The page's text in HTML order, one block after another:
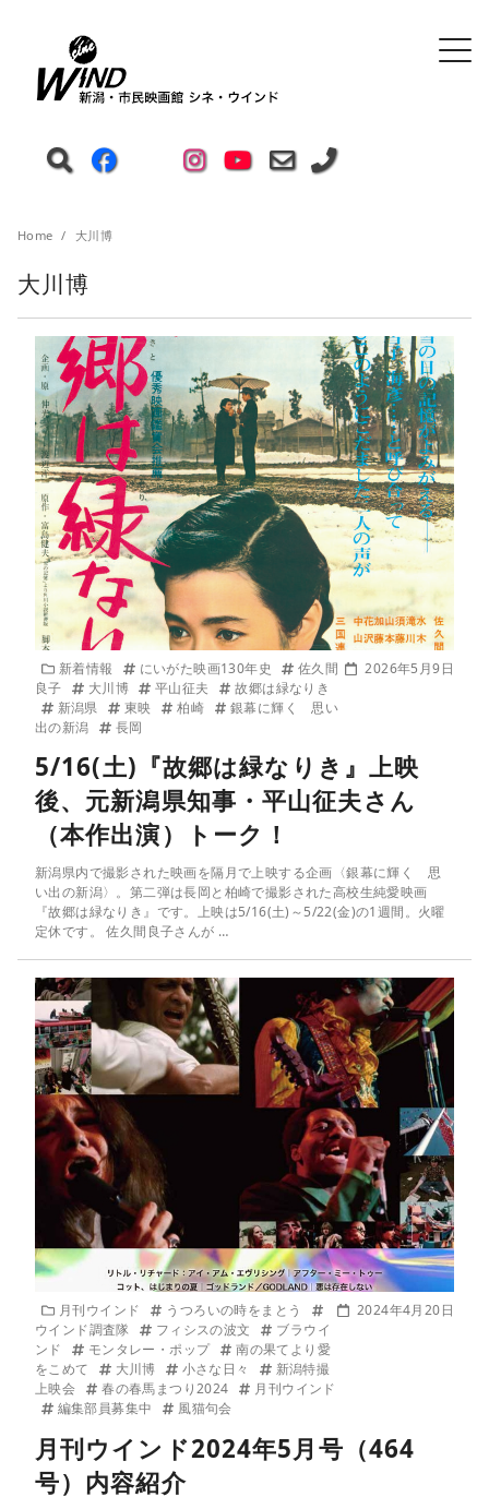
Home 大川博
大川博
新着情報 にいがた映画130年史
佐久間
良子
大川博 平山征夫
故郷は緑なりき
新潟県
東映 柏崎
銀幕に輝く 思い
出の新潟
長岡
2026年5月9日
5/16(土)『故郷は緑なりき』上映
後、元新潟県知事・平山征夫さん
（本作出演）トーク！
新潟県内で撮影された映画を隔月で上映する企画〈銀幕に輝く 思
い出の新潟〉。第二弾は長岡と柏崎で撮影された高校生純愛映画
『故郷は緑なりき』です。上映は5/16(土)～5/22(金)の1週間。火曜
定休です。 佐久間良子さんが …
月刊ウインド
うつろいの時をまとう
ウインド調査隊
フィシスの波文
ブラウイ
ンド
モンタレー・ポップ
南の果てより愛
をこめて
大川博 小さな日々
新潟特撮
上映会
春の春馬まつり2024
月刊ウインド
編集部員募集中
風猫句会
2024年4月20日
月刊ウインド2024年5月号（464
号）内容紹介